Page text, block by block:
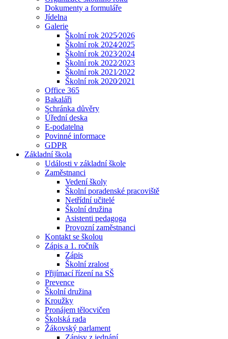
Dokumenty a formuláře
Jídelna
Galerie
Školní rok 2025⁄2026
Školní rok 2024⁄2025
Školní rok 2023⁄2024
Školní rok 2022⁄2023
Školní rok 2021⁄2022
Školní rok 2020⁄2021
Office 365
Bakaláři
Schránka důvěry
Úřední deska
E-podatelna
Povinné informace
GDPR
Základní škola
Události v základní škole
Zaměstnanci
Vedení školy
Školní poradenské pracoviště
Netřídní učitelé
Školní družina
Asistenti pedagoga
Provozní zaměstnanci
Kontakt se školou
Zápis a 1. ročník
Zápis
Školní zralost
Přijímací řízení na SŠ
Prevence
Školní družina
Kroužky
Pronájem tělocvičen
Školská rada
Žákovský parlament
Zápisy z jednání